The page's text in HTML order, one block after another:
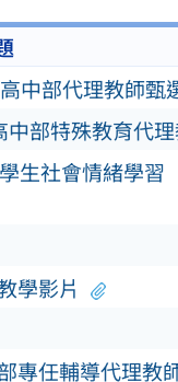
中部代理教師甄
部特殊教育代
生社會情緒學
學影片
專任輔導代理教